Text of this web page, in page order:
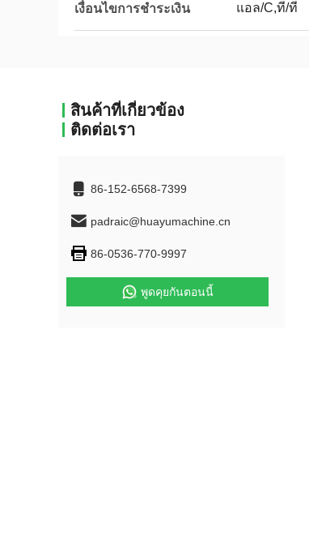
เงื่อนไขการชำระเงิน แอล/C,ที/ที
สินค้าที่เกี่ยวข้อง
ติดต่อเรา
86-152-6568-7399
padraic@huayumachine.cn
86-0536-770-9997
พูดคุยกันตอนนี้